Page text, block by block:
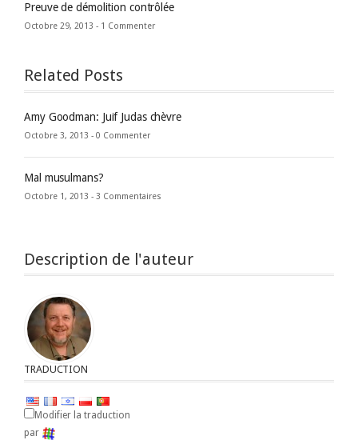
Preuve de démolition contrôlée
Octobre 29, 2013 - 1 Commenter
Related Posts
Amy Goodman: Juif Judas chèvre
Octobre 3, 2013 - 0 Commenter
Mal musulmans?
Octobre 1, 2013 - 3 Commentaires
Description de l'auteur
TRADUCTION
Modifier la traduction
par